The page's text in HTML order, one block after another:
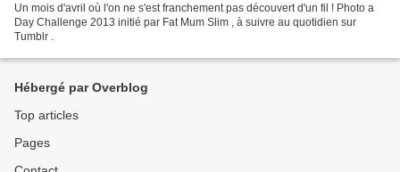
Un mois d'avril où l'on ne s'est franchement pas découvert d'un fil ! Photo a
Day Challenge 2013 initié par Fat Mum Slim , à suivre au quotidien sur
Tumblr .
Hébergé par Overblog
Top articles
Pages